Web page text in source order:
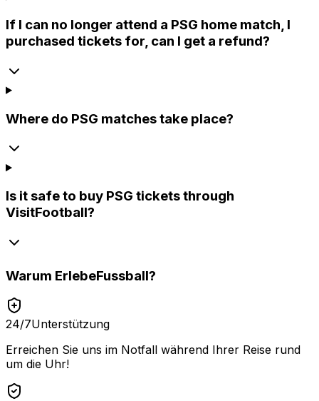
If I can no longer attend a PSG home match, I
purchased tickets for, can I get a refund?
Where do PSG matches take place?
Is it safe to buy PSG tickets through
VisitFootball?
Warum ErlebeFussball?
24/7Unterstützung
Erreichen Sie uns im Notfall während Ihrer Reise rund
um die Uhr!